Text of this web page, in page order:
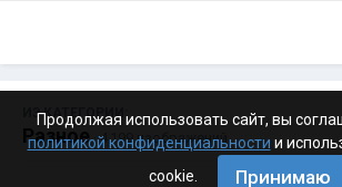
ИЗ КАТЕГОРИИ:
Разное · 4 199 изображений
Продолжая использовать сайт, вы
политикой конфиденциальности и
cookie.
Принимаю